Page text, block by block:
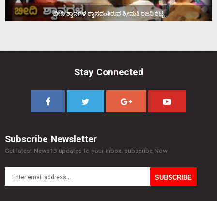
ಬೀದಿ ಶ್ವಾನಗಳ ಶ್ವಾಸದಂತಿರುವ ಶ್ರೀಮತಿ ರಜನಿ ಶೆಟ್ಟಿ
Stay Connected
Subscribe Newsletter
Get latest News13 updates to your inbox. subscribe Now